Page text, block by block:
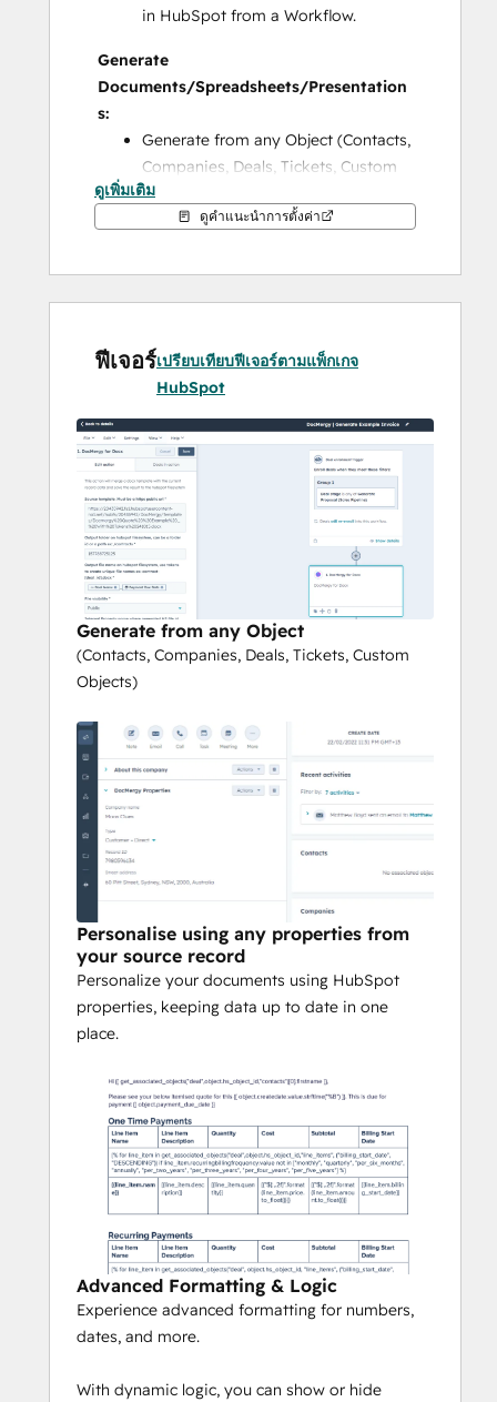
in HubSpot from a Workflow.
Generate
Documents/Spreadsheets/Presentation
s:
Generate from any Object (Contacts,
Companies, Deals, Tickets, Custom
Objects)
Personalise using any properties
Personalise using any properties
from any associated record
properties from multiple associated
records
Advanced Formatting & Logic
Advanced formatting for numbers,
dates, etc
Advanced logic to show and hide
sections
Include dynamic images from URLs
Include dynamic hyperlinks
Leverages Jinja for advanced logic
and complex document generation
End to end document automation using
Manage your templates directly
within Microsoft Office, no special
application or installs required
Any errors or issues are logged
against the HubSpot Workflow
not need to login to any other
system to manage your actions.
Use with our eSign actions to
automate the signing of generated
Use with our Transactional Email
actions to attach and send
generated files
Use with our SharePoint actions to
dynamically create folders and store
generated files
When you register for Integration Glue,
you will get access to a whole bunch of
HubSpot Workflow and Data productivity
actions, such as Actions to send
using Mailgun, send documents for eSign
ดูเพิ่มเติม
ดูคำแนะนำการตั้งค่า
ฟีเจอร์เปรียบเทียบฟีเจอร์ตามแพ็กเกจ
HubSpot
Generate from any Object
(Contacts, Companies, Deals, Tickets, Custom
Objects)
Personalise using any properties from
your source record
Personalize your documents using HubSpot
properties, keeping data up to date in one
place.
Advanced Formatting & Logic
Experience advanced formatting for numbers,
dates, and more.
With dynamic logic, you can show or hide